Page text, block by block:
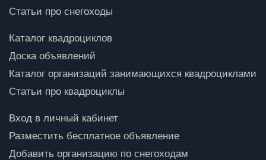
Статьи про снегоходы
Каталог квадроциклов
Доска объявлений
Каталог организаций занимающихся квадроциклами
Статьи про квадроциклы
Вход в личный кабинет
Разместить бесплатное объявление
Добавить организацию по снегоходам